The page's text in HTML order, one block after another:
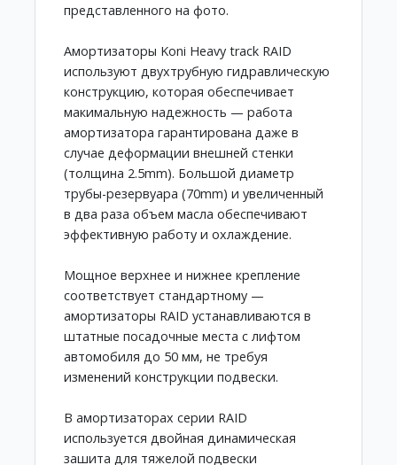
представленного на фото.
Амортизаторы Koni Heavy track RAID
используют двухтрубную гидравлическую
конструкцию, которая обеспечивает
макимальную надежность — работа
амортизатора гарантирована даже в
случае деформации внешней стенки
(толщина 2.5mm). Большой диаметр
трубы-резервуара (70mm) и увеличенный
в два раза объем масла обеспечивают
эффективную работу и охлаждение.
Мощное верхнее и нижнее крепление
соответствует стандартному —
амортизаторы RAID устанавливаются в
штатные посадочные места с лифтом
автомобиля до 50 мм, не требуя
изменений конструкции подвески.
В амортизаторах серии RAID
используется двойная динамическая
зашита для тяжелой подвески